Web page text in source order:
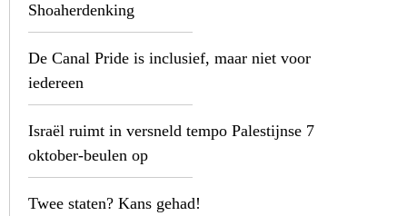
Shoaherdenking
De Canal Pride is inclusief, maar niet voor
iedereen
Israël ruimt in versneld tempo Palestijnse 7
oktober-beulen op
Twee staten? Kans gehad!